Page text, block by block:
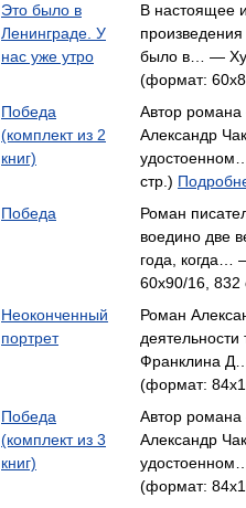
Это было в
Ленинграде. У
нас уже утро
В настоящее
было в… —
(формат:
Победа
(комплект из 2
книг)
Автор романа
Александр
стр.)
Победа
Роман
воедино две
года, когда…
60x90/16, 832
Неоконченный
портрет
Роман
Франклина
(формат:
Победа
(комплект из 3
книг)
Автор романа
Александр
(формат: